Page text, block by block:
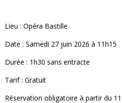
Lieu : Opéra Bastille
Date : Samedi 27 juin 2026 à 11h15
Durée : 1h30 sans entracte
Tarif : Gratuit
Réservation obligatoire à partir du